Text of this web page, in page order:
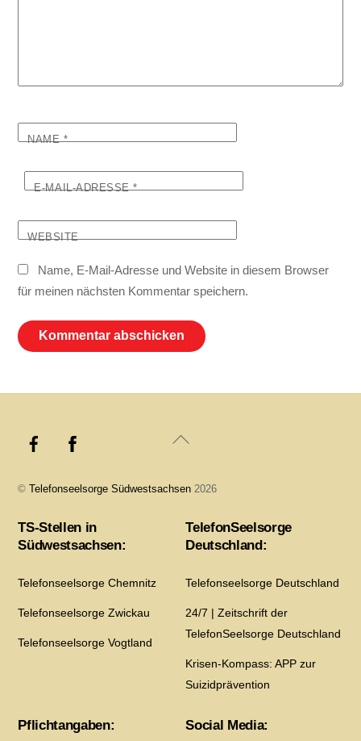
NAME*
E-MAIL-ADRESSE*
WEBSITE
Name, E-Mail-Adresse und Website in diesem Browser
für meinen nächsten Kommentar speichern.
Back
©Telefonseelsorge Südwestsachsen 2026
TS-Stellen in
Südwestsachsen:
Telefonseelsorge Chemnitz
Telefonseelsorge Zwickau
Telefonseelsorge Vogtland
TelefonSeelsorge
Deutschland:
Telefonseelsorge Deutschland
24/7 | Zeitschrift der
TelefonSeelsorge Deutschland
Krisen-Kompass: APP zur
Suizidprävention
Pflichtangaben: Social Media: